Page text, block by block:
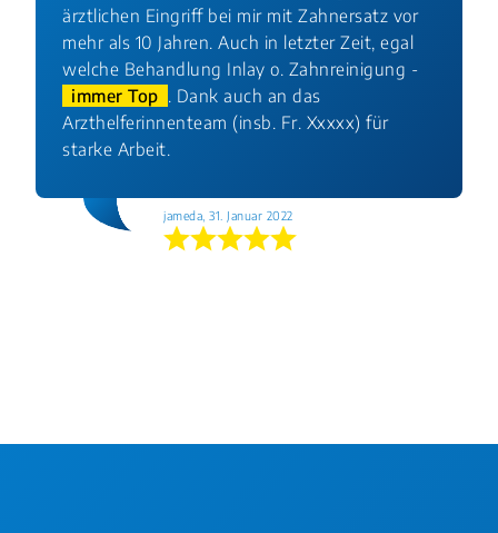
ärztlichen Eingriff bei mir mit Zahnersatz vor
mehr als 10 Jahren. Auch in letzter Zeit, egal
welche Behandlung Inlay o. Zahnreinigung -
immer Top . Dank auch an das
Arzthelferinnenteam (insb. Fr. Xxxxx) für
starke Arbeit.
jameda, 31. Januar 2022